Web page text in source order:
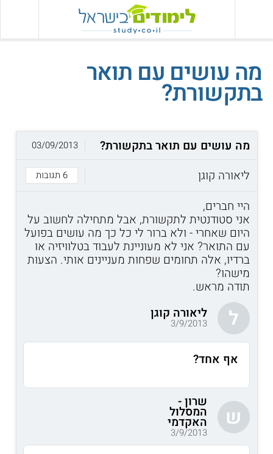
מה עושים עם תואר
בתקשורת?
מה עושים עם תואר בתקשורת?
ליאורה קוגן
6 תגובות
03/09/2013
היי חברים,
אני סטודנטית לתקשורת, אבל מתחילה לחשוב על
היום שאחרי - ולא ברור לי כל כך מה עושים בפועל
עם התואר? אני לא מעוניינת לעבוד בטלוויזיה או
ברדיו, אלה תחומים שפחות מעניינים אותי. הצעות
מישהו?
תודה מראש.
ל ליאורה קוגן
3/9/2013
אף אחד?
ש
שרון -
המסלול
האקדמי
3/9/2013